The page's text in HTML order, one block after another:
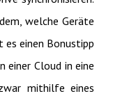
welche Geräte
es einen Bonustipp
einer Cloud in eine
mithilfe eines